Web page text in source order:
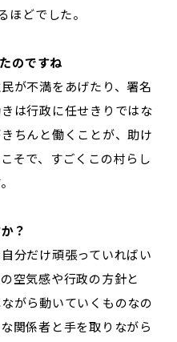
どでした。
のですね
が不満をあげたり、署名
は行政に任せきりではな
ちんと働くことが、助け
そで、すごくこの村らし
？
分だけ頑張っていればい
空気感や行政の方針と
がら動いていくものなの
関係者と手を取りながら